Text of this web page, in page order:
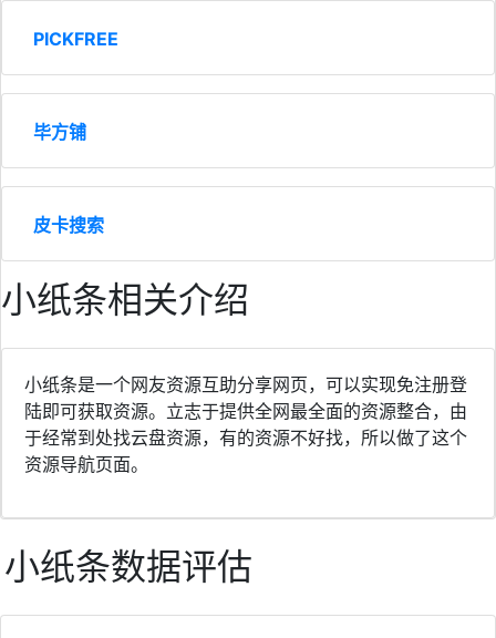
PICKFREE
毕方铺
皮卡搜索
小纸条相关介绍
小纸条是一个网友资源互助分享网页，可以实现免注册登
陆即可获取资源。立志于提供全网最全面的资源整合，由
于经常到处找云盘资源，有的资源不好找，所以做了这个
资源导航页面。
小纸条数据评估